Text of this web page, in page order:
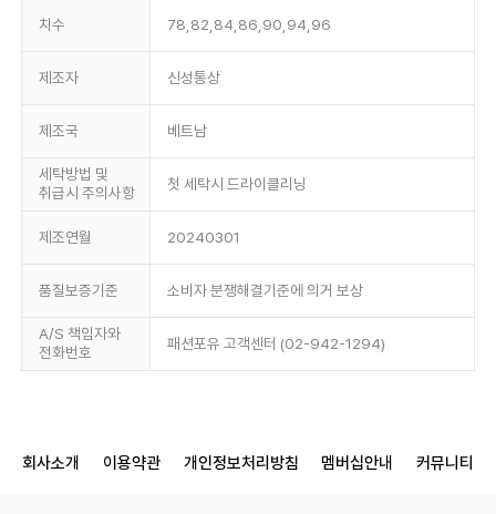
치수 78,82,84,86,90,94,96
제조자 신성통상
제조국 베트남
세탁방법 및
취급시 주의사항
첫 세탁시 드라이클리닝
제조연월 20240301
품질보증기준 소비자 분쟁해결기준에 의거 보상
A/S 책임자와
전화번호
패션포유 고객센터 (02-942-1294)
회사소개 이용약관 개인정보처리방침 멤버십안내 커뮤니티